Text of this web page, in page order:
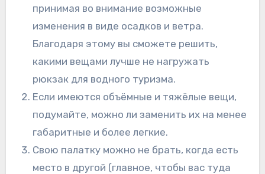
принимая во внимание возможные
изменения в виде осадков и ветра.
Благодаря этому вы сможете решить,
какими вещами лучше не нагружать
рюкзак для водного туризма.
Если имеются объёмные и тяжёлые вещи,
подумайте, можно ли заменить их на менее
габаритные и более легкие.
Свою палатку можно не брать, когда есть
место в другой (главное, чтобы вас туда